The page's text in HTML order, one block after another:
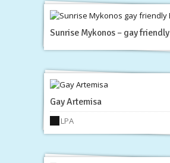
Sunrise Mykonos – gay friendly
Gay Artemisa
LPA